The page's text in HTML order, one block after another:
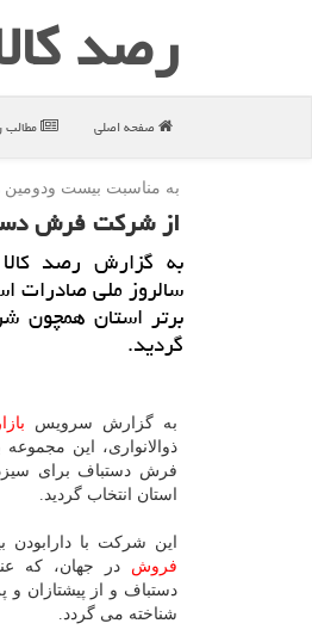
رصد
صفحه اصلی مطالب
به مناسبت بیست
از شركت فرش
به گزارش رصد
سالروز ملی صادرات
برتر استان همچون
گردید.
به گزارش سرویس بازار
ذوالانواری، این
فرش دستباف برای
استان انتخاب گردید.
این شركت با دارابودن بیشتر
فروش در جهان، كه
دستباف و از پیشتازان
شناخته می گردد.